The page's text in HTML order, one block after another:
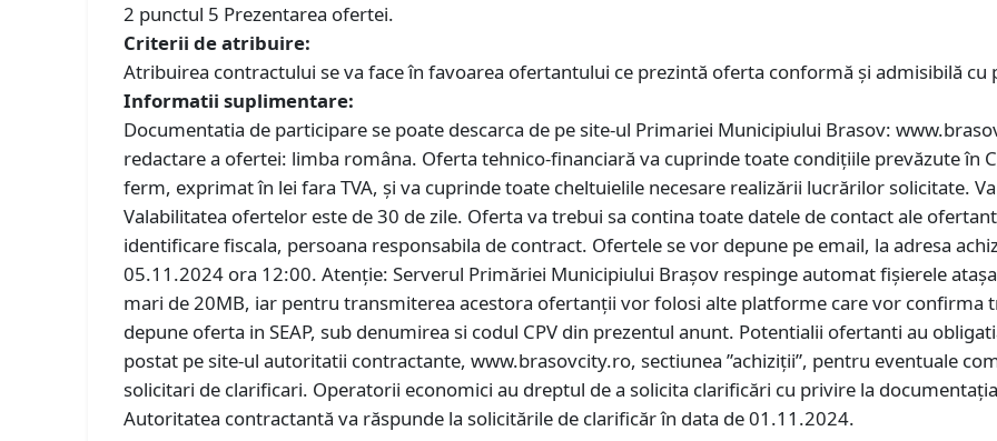
2 punctul 5 Prezentarea ofertei.
Criterii de atribuire:
Atribuirea contractului se va face în favoarea ofertantului ce prezintă oferta conformă și admisibilă cu
Informatii suplimentare:
Documentatia de participare se poate descarca de pe site-ul Primariei Municipiului Brasov:
redactare a ofertei: limba româna. Oferta tehnico-financiară va cuprinde toate condițiile prevăzute în
ferm, exprimat în lei fara TVA, și va cuprinde toate cheltuielile necesare realizării lucrărilor solicitate.
Valabilitatea ofertelor este de 30 de zile. Oferta va trebui sa contina toate datele de contact ale
identificare fiscala, persoana responsabila de contract. Ofertele se vor depune pe email, la adresa
05.11.2024 ora 12:00. Atenție: Serverul Primăriei Municipiului Brașov respinge automat fișierele
mari de 20MB, iar pentru transmiterea acestora ofertanții vor folosi alte platforme care vor confirma
depune oferta in SEAP, sub denumirea si codul CPV din prezentul anunt. Potentialii ofertanti au
postat pe site-ul autoritatii contractante, www.brasovcity.ro, sectiunea ”achiziții”, pentru eventuale
solicitari de clarificari. Operatorii economici au dreptul de a solicita clarificări cu privire la
Autoritatea contractantă va răspunde la solicitările de clarificăr în data de 01.11.2024.